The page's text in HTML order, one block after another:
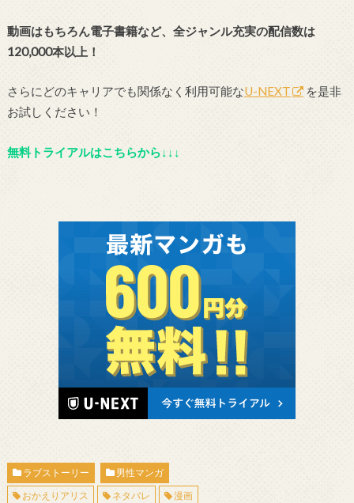
動画はもちろん電子書籍など、全ジャンル充実の配信数は
120,000本以上！
さらにどのキャリアでも関係なく利用可能なU-NEXT
を是非
お試しください！
無料トライアルはこちらから↓↓↓
ラブストーリー
男性マンガ
おかえりアリス
ネタバレ 漫画